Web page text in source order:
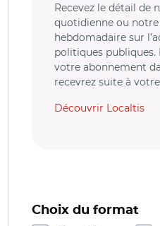
Recevez le détail de
quotidienne ou notre
hebdomadaire sur
politiques
votre abonnement
recevrez suite à
Découvrir Localtis
Choix du format